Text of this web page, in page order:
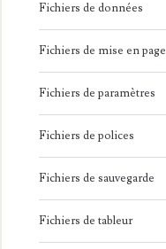
Fichiers de données
Fichiers de mise en page
Fichiers de paramètres
Fichiers de polices
Fichiers de sauvegarde
Fichiers de tableur